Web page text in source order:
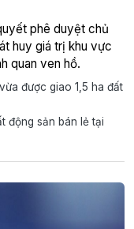
phê duyệt chủ
huy giá trị khu vực
quan ven hồ.
được giao 1,5 ha đất
động sản bán lẻ tại